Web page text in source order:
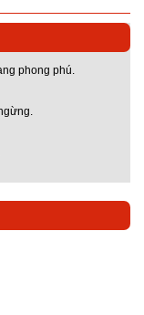
phong phú.